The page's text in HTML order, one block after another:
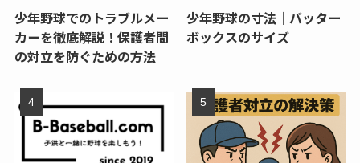
少年野球でのトラブルメー
カーを徹底解説！保護者間
の対立を防ぐための方法
少年野球の寸法｜バッター
ボックスのサイズ